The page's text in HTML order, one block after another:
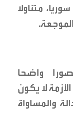
متناولا
واضحا
لا يكون
والمساواة